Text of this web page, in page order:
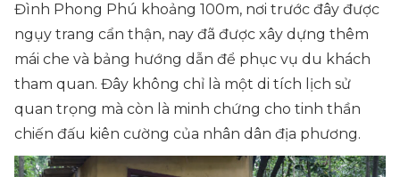
Đình Phong Phú khoảng 100m, nơi trước đây được
ngụy trang cẩn thận, nay đã được xây dựng thêm
mái che và bảng hướng dẫn để phục vụ du khách
tham quan. Đây không chỉ là một di tích lịch sử
quan trọng mà còn là minh chứng cho tinh thần
chiến đấu kiên cường của nhân dân địa phương.